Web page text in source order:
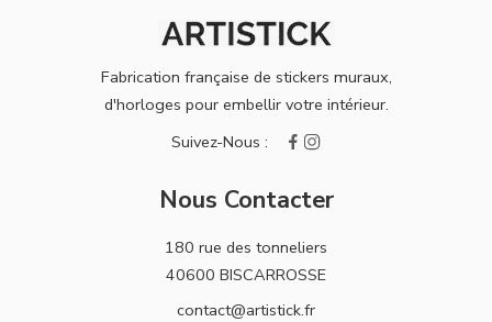
Fabrication française de stickers muraux,
d'horloges pour embellir votre intérieur.
Nous Contacter
180 rue des tonneliers
40600 BISCARROSSE
contact@artistick.fr